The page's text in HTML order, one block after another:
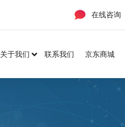
在线咨询
关于我们 联系我们 京东商城